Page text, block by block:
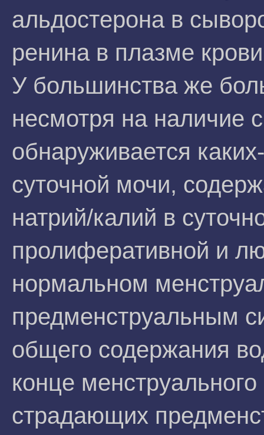
альдостерона в
ренина в плазме
У большинства же
несмотря на наличие
обнаруживается
суточной мочи,
натрий/калий в
пролиферативной и
нормальном
предменструальным
общего содержания
конце
страдающих